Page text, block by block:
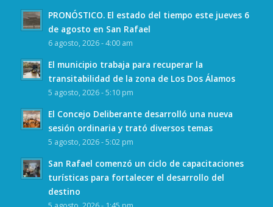
PRONÓSTICO. El estado del tiempo este jueves 6
de agosto en San Rafael
6 agosto, 2026 - 4:00 am
El municipio trabaja para recuperar la
transitabilidad de la zona de Los Dos Álamos
5 agosto, 2026 - 5:10 pm
El Concejo Deliberante desarrolló una nueva
sesión ordinaria y trató diversos temas
5 agosto, 2026 - 5:02 pm
San Rafael comenzó un ciclo de capacitaciones
turísticas para fortalecer el desarrollo del
destino